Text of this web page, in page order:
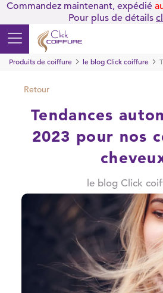
Commandez maintenant, expédié
Pour plus de détails
Produits de coiffure
le blog Click coiffure
Retour
Tendances
2023 pour nos
le blog Click